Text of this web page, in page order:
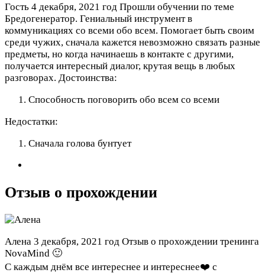
Гость 4 декабря, 2021 год Прошли обучении по теме
Бредогенератор. Гениальный инструмент в
коммуникациях со всеми обо всем. Помогает быть своим
среди чужих, сначала кажется невозможно связать разные
предметы, но когда начинаешь в контакте с другими,
получается интересный диалог, крутая вещь в любых
разговорах. Достоинства:
Способность поговорить обо всем со всеми
Недостатки:
Сначала голова бунтует
Отзыв о прохождении
Алена 3 декабря, 2021 год Отзыв о прохождении тренинга
NovaMind 🙂
С каждым днём все интереснее и интереснее❤️ с